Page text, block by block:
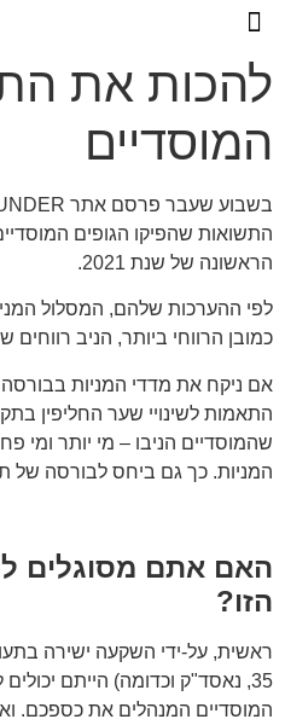
להכות את
המוסדיים
התשואות שהפיקו הגופים
הראשונה של שנת 2021.
לפי ההערכות שלהם, המסלול
כמובן הרווחי ביותר, הניב רווחים שנעו בין 11 ל-
אם ניקח את מדדי המניות
התאמות לשינויי שער החליפין
שהמוסדיים הניבו – מי יותר ומי
המניות. כך גם ביחס לבורסה של
האם אתם מסוגלים
הזו?
ראשית, על-ידי השקעה ישירה
35, נאסד"ק וכדומה) הייתם
המוסדיים המנהלים את כספכם.